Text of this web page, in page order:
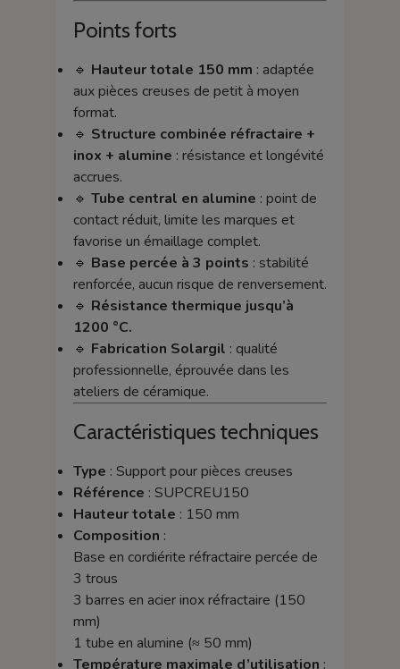
Points forts
🔹 Hauteur totale 150 mm : adaptée
aux pièces creuses de petit à moyen
format.
🔹 Structure combinée réfractaire +
inox + alumine : résistance et longévité
accrues.
🔹 Tube central en alumine : point de
contact réduit, limite les marques et
favorise un émaillage complet.
🔹 Base percée à 3 points : stabilité
renforcée, aucun risque de renversement.
🔹 Résistance thermique jusqu’à
1200 °C.
🔹 Fabrication Solargil : qualité
professionnelle, éprouvée dans les
ateliers de céramique.
Caractéristiques techniques
Type : Support pour pièces creuses
Référence : SUPCREU150
Hauteur totale : 150 mm
Composition :
Base en cordiérite réfractaire percée de
3 trous
3 barres en acier inox réfractaire (150
mm)
1 tube en alumine (≈ 50 mm)
Température maximale d’utilisation :